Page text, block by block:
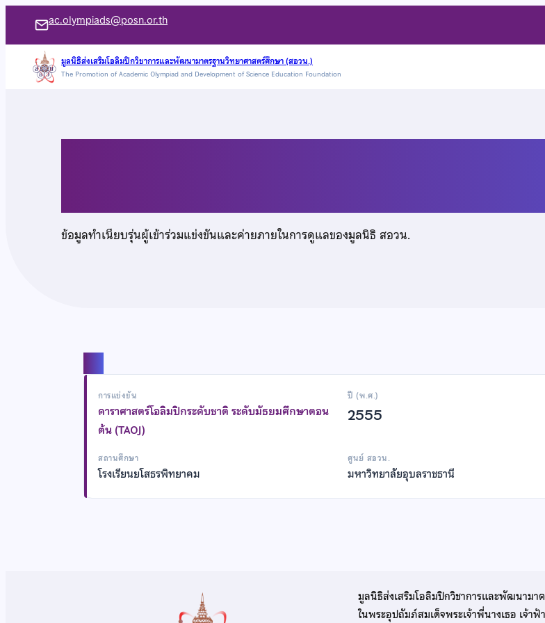
เนื้อหา
ac.olympiads@posn.or.th
มูลนิธิส่งเสริมโอลิมปิกวิชาการและพัฒนามาตรฐานวิทยาศาสตร์ศึกษา (สอวน.)
The Promotion of Academic Olympiad and Development of Science Education Foundation
ข้อมูลทำเนียบรุ่นผู้เข้าร่วมแข่งขันและค่ายภายในการดูแลของมูลนิธิ สอวน.
การแข่งขัน
ดาราศาสตร์โอลิมปิกระดับชาติ ระดับมัธยมศึกษาตอน
ต้น (TAOJ)
ปี (พ.ศ.)
2555
สถานศึกษา
โรงเรียนยโสธรพิทยาคม
ศูนย์ สอวน.
มหาวิทยาลัยอุบลราชธานี
มูลนิธิส่งเสริมโอลิมปิกวิชาการและพัฒนามา
ในพระอุปถัมภ์สมเด็จพระเจ้าพี่นางเธอ เจ้